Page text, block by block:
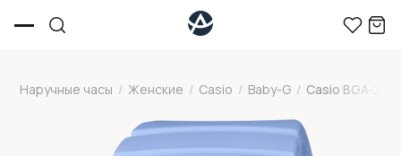
Наручные часы / Женские / Casio / Baby-G / Casio BGA-